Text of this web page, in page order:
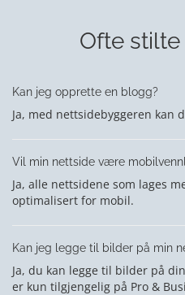
Ofte
Kan jeg opprette en blogg?
Ja, med nettsidebyggeren kan
Vil min nettside være
Ja, alle nettsidene som lages
optimalisert for mobil.
Kan jeg legge til bilder på min
Ja, du kan legge til bilder på
er kun tilgjengelig på Pro &